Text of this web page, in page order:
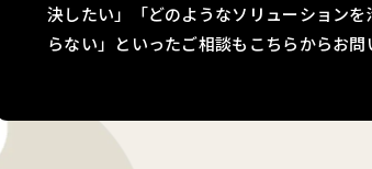
決したい」「どのようなソリューション
らない」といったご相談もこちらからお問